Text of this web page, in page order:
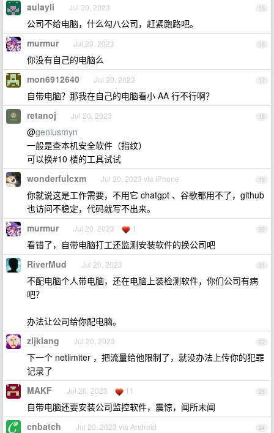
15
aulayli Jul 20, 2023
公司不给电脑，什么勾八公司，赶紧跑路吧。
16
murmur Jul 20, 2023
你没有自己的电脑么
17
mon6912640 Jul 20, 2023
自带电脑？那我在自己的电脑看小 AA 行不行啊？
18
retanoj Jul 20, 2023
@geniusmyn
一般是查本机安全软件（指纹）
可以换#10 楼的工具试试
19
wonderfulcxm Jul 20, 2023 via iPhone
你就说这是工作需要，不用它 chatgpt 、谷歌都用不了，github
也访问不稳定，代码就写不出来。
20
murmur Jul 20, 2023 1
看错了，自带电脑打工还监测安装软件的换公司吧
21
RiverMud Jul 20, 2023
不配电脑个人带电脑，还在电脑上装检测软件，你们公司有病
吧？
办法让公司给你配电脑。
22
zljklang Jul 20, 2023
下一个 netlimiter ，把流量给他限制了，就没办法上传你的犯罪
记录了
23
MAKF Jul 20, 2023 11
自带电脑还要安装公司监控软件，震惊，闻所未闻
24
cnbatch Jul 20, 2023 via Android